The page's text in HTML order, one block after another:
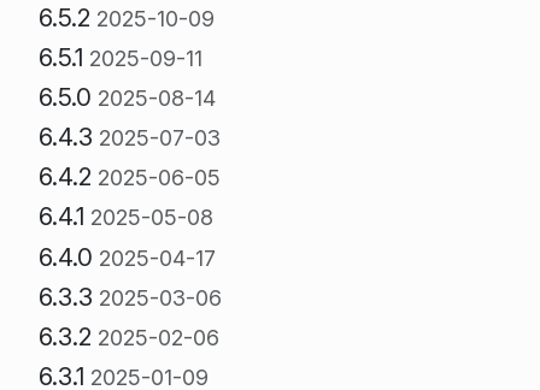
6.5.2 2025-10-09
6.5.1 2025-09-11
6.5.0 2025-08-14
6.4.3 2025-07-03
6.4.2 2025-06-05
6.4.1 2025-05-08
6.4.0 2025-04-17
6.3.3 2025-03-06
6.3.2 2025-02-06
6.3.1 2025-01-09